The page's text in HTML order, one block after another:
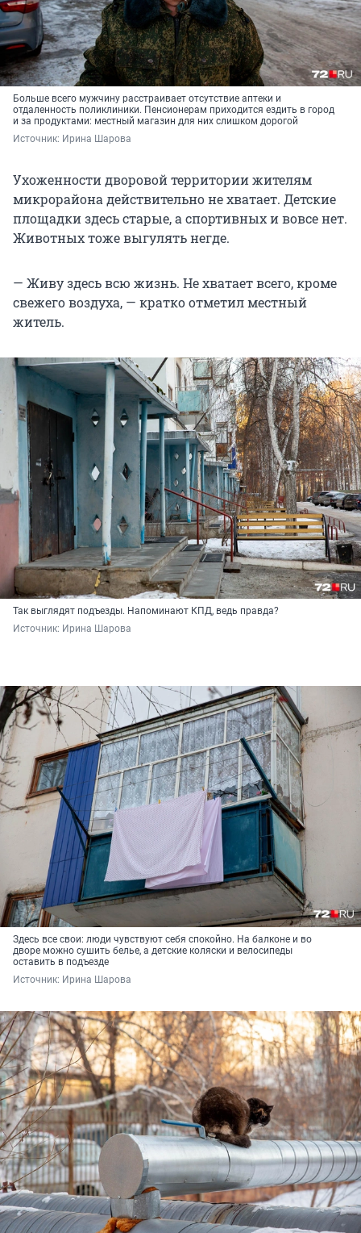
Больше всего мужчину расстраивает отсутствие аптеки и
отдаленность поликлиники. Пенсионерам приходится ездить в город
и за продуктами: местный магазин для них слишком дорогой
Источник: Ирина Шарова
Ухоженности дворовой территории жителям
микрорайона действительно не хватает. Детские
площадки здесь старые, а спортивных и вовсе нет.
Животных тоже выгулять негде.
— Живу здесь всю жизнь. Не хватает всего, кроме
свежего воздуха, — кратко отметил местный
житель.
Так выглядят подъезды. Напоминают КПД, ведь правда?
Источник: Ирина Шарова
Здесь все свои: люди чувствуют себя спокойно. На балконе и во
дворе можно сушить белье, а детские коляски и велосипеды
оставить в подъезде
Источник: Ирина Шарова